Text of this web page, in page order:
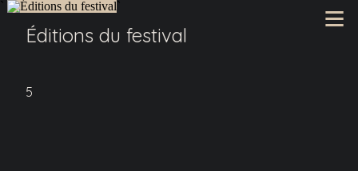
` `
Éditions du festival
5